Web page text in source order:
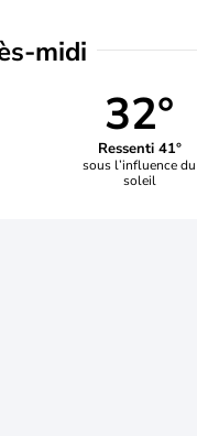
midi
32°
Ressenti 41°
sous l’influence du
soleil